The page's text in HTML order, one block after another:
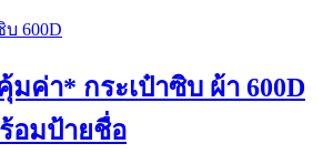
ค่า* กระเป๋าซิบ ผ้า 600D
อมป้ายชื่อ